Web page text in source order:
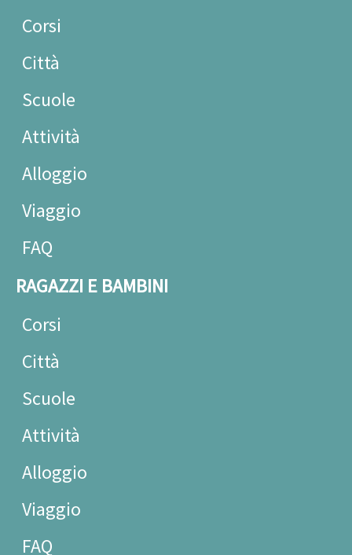
Corsi
Città
Scuole
Attività
Alloggio
Viaggio
FAQ
RAGAZZI E BAMBINI
Corsi
Città
Scuole
Attività
Alloggio
Viaggio
FAQ